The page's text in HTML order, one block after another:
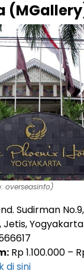
overseasinfo)
Sudirman No.9,
Rp 1.100.000 –
di sini